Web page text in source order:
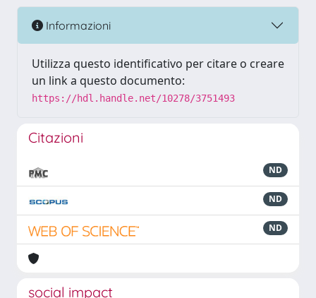
Informazioni
Utilizza questo identificativo per citare o creare
un link a questo documento:
https://hdl.handle.net/10278/3751493
Citazioni
ND
ND
ND
social impact